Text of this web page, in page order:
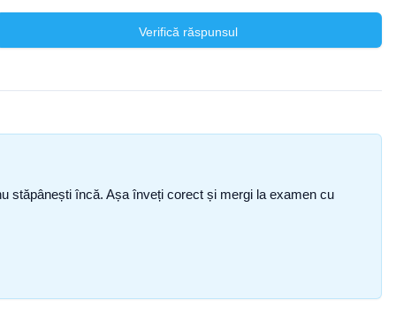
Verifică răspunsul
stăpânești încă. Așa înveți corect și mergi la examen cu